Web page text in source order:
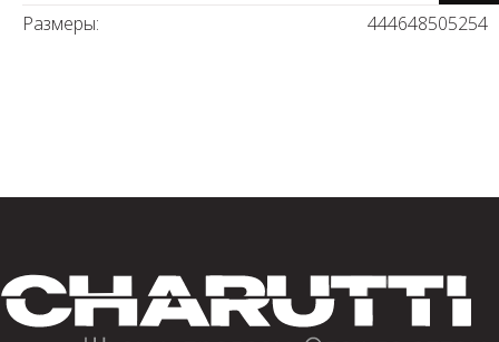
Размеры:
444648505254